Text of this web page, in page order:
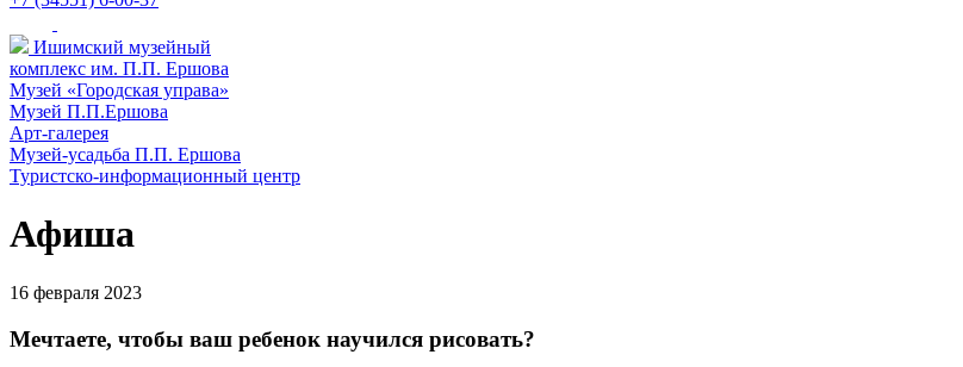
Ишимский музейный
комплекс им. П.П. Ершова
Музей «Городская управа»
Музей П.П.Ершова
Арт-галерея
Музей-усадьба П.П. Ершова
Туристско-информационный центр
Афиша
16 февраля 2023
Мечтаете, чтобы ваш ребенок научился рисовать?